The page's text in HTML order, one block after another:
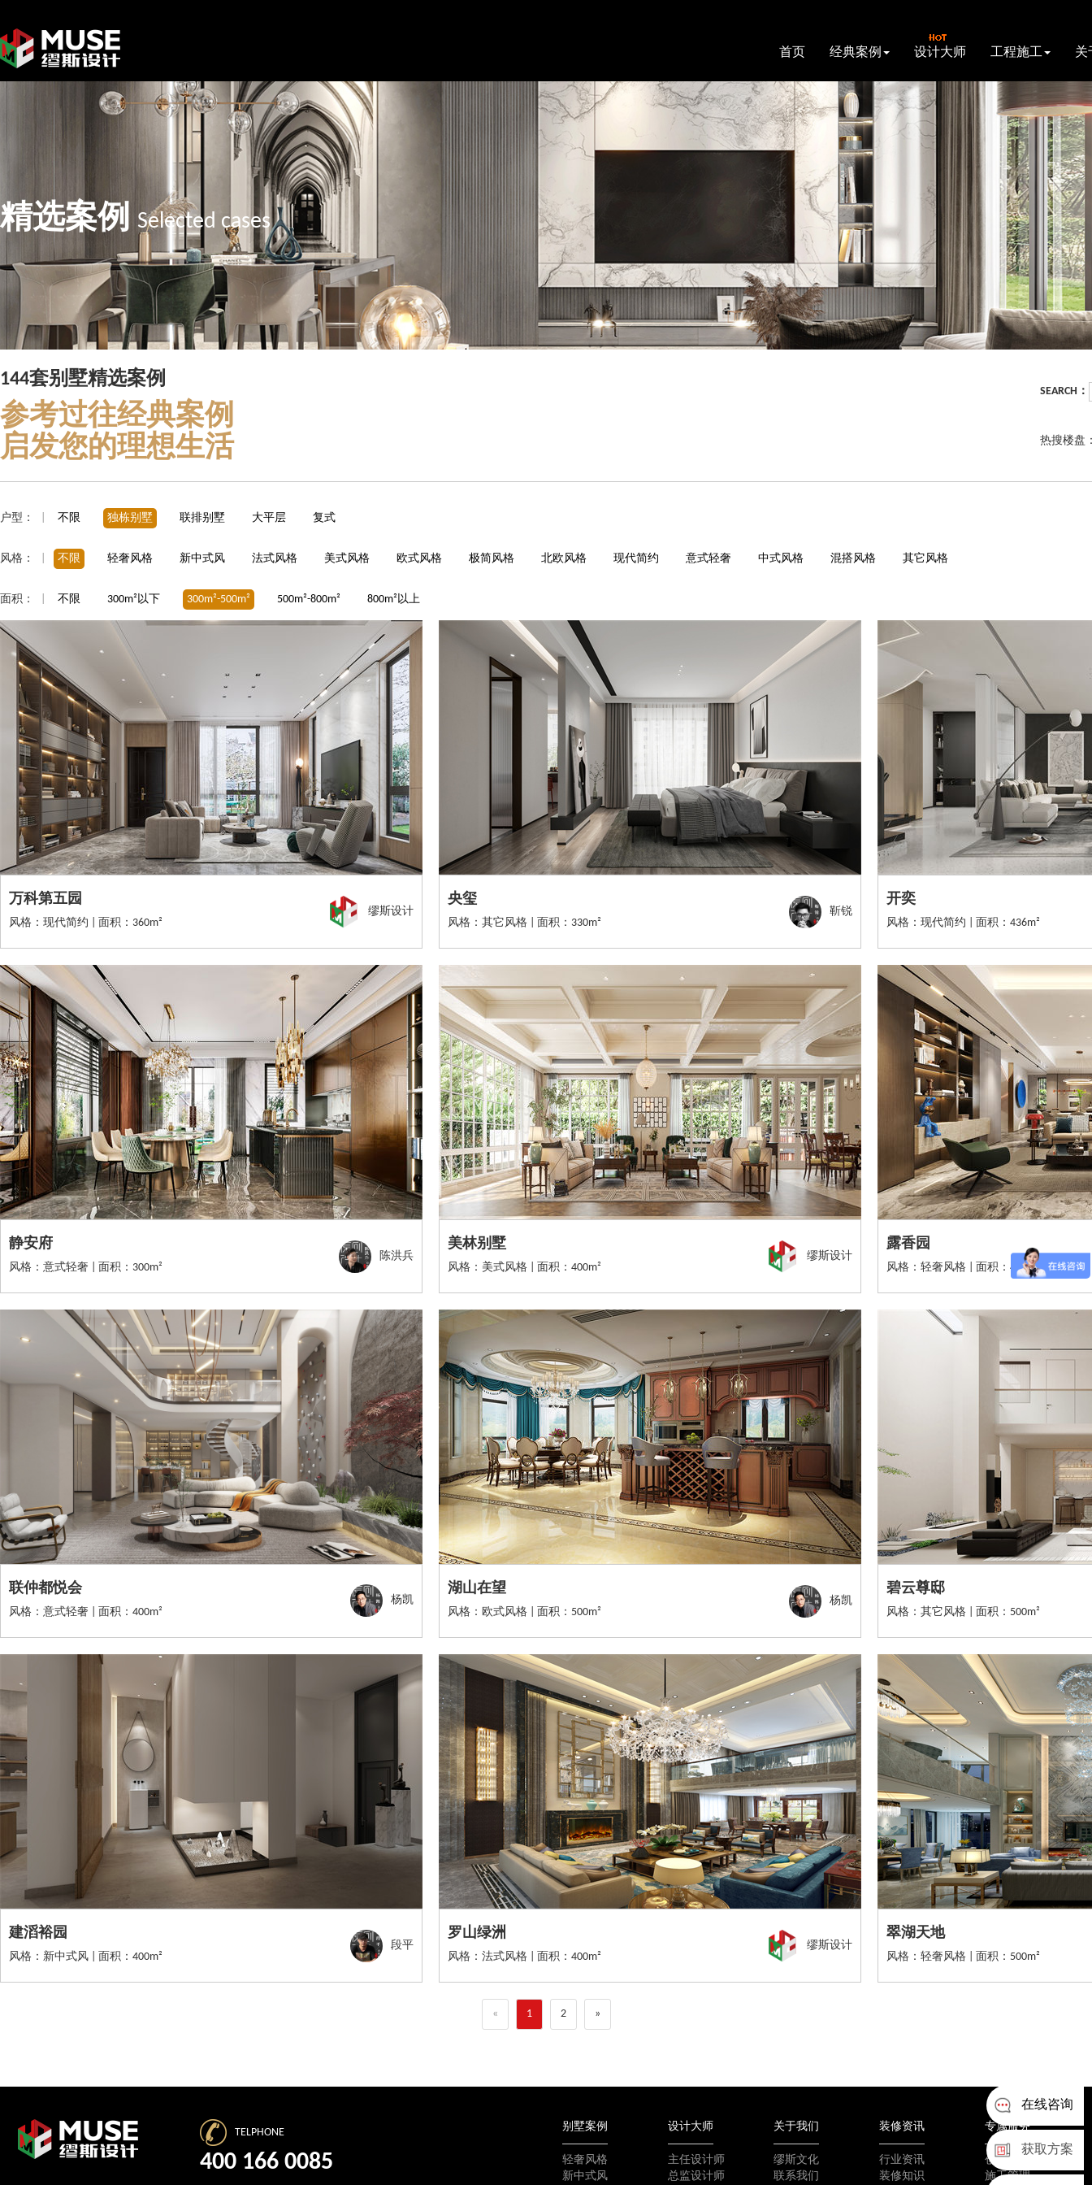
首页 经典案例 设计大师 工程施工 关
在线咨询
获取方案
精选案例 Selected cases
144套别墅精选案例
参考过往经典案例
启发您的理想生活
SEARCH：
热搜楼盘
户型： 不限 独栋别墅 联排别墅 大平层 复式
风格： 不限 轻奢风格 新中式风 法式风格 美式风格 欧式风格 极简风格 北欧风格 现代简约 意式轻奢 中式风格 混搭风格 其它风格
面积： 不限 300m²以下 300m²-500m² 500m²-800m² 800m²以上
万科第五园
风格：现代简约 | 面积：360m²
缪斯设计
央玺
风格：其它风格 | 面积：330m²
靳锐
开奕
风格：现代简约 | 面积：436m²
静安府
风格：意式轻奢 | 面积：300m²
陈洪兵
美林别墅
风格：美式风格 | 面积：400m²
缪斯设计
露香园
风格：轻奢风格 | 面积：400m²
联仲都悦会
风格：意式轻奢 | 面积：400m²
杨凯
湖山在望
风格：欧式风格 | 面积：500m²
杨凯
碧云尊邸
风格：其它风格 | 面积：500m²
建滔裕园
风格：新中式风 | 面积：400m²
段平
罗山绿洲
风格：法式风格 | 面积：400m²
缪斯设计
翠湖天地
风格：轻奢风格 | 面积：500m²
« 1 2 »
TELPHONE
400 166 0085
别墅案例
轻奢风格
新中式风
设计大师
主任设计师
总监设计师
关于我们
缪斯文化
联系我们
装修资讯
行业资讯
装修知识
专属服务
创新工艺
施工管理